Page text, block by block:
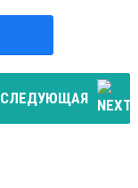
СЛЕДУЮЩАЯ